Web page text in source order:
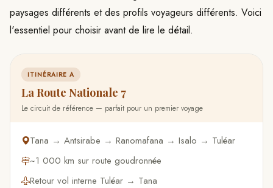
paysages différents et des profils voyageurs différents. Voici
l'essentiel pour choisir avant de lire le détail.
ITINÉRAIRE A
La Route Nationale 7
Le circuit de référence — parfait pour un premier voyage
Tana → Antsirabe → Ranomafana → Isalo → Tuléar
~1 000 km sur route goudronnée
Retour vol interne Tuléar → Tana